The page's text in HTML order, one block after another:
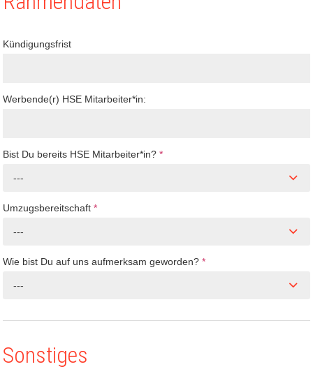
Kündigungsfrist
Werbende(r) HSE Mitarbeiter*in:
Bist Du bereits HSE Mitarbeiter*in?*
---
Umzugsbereitschaft*
---
Wie bist Du auf uns aufmerksam geworden?*
---
Sonstiges